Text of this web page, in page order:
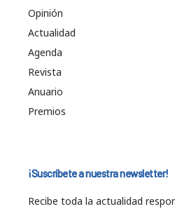
Opinión
Actualidad
Agenda
Revista
Anuario
Premios
¡Suscríbete a nuestra newsletter!
Recibe toda la actualidad